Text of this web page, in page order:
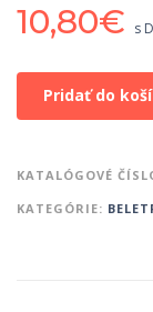
10,80€ s
Pridať do
KATALÓGOVÉ
KATEGÓRIE: